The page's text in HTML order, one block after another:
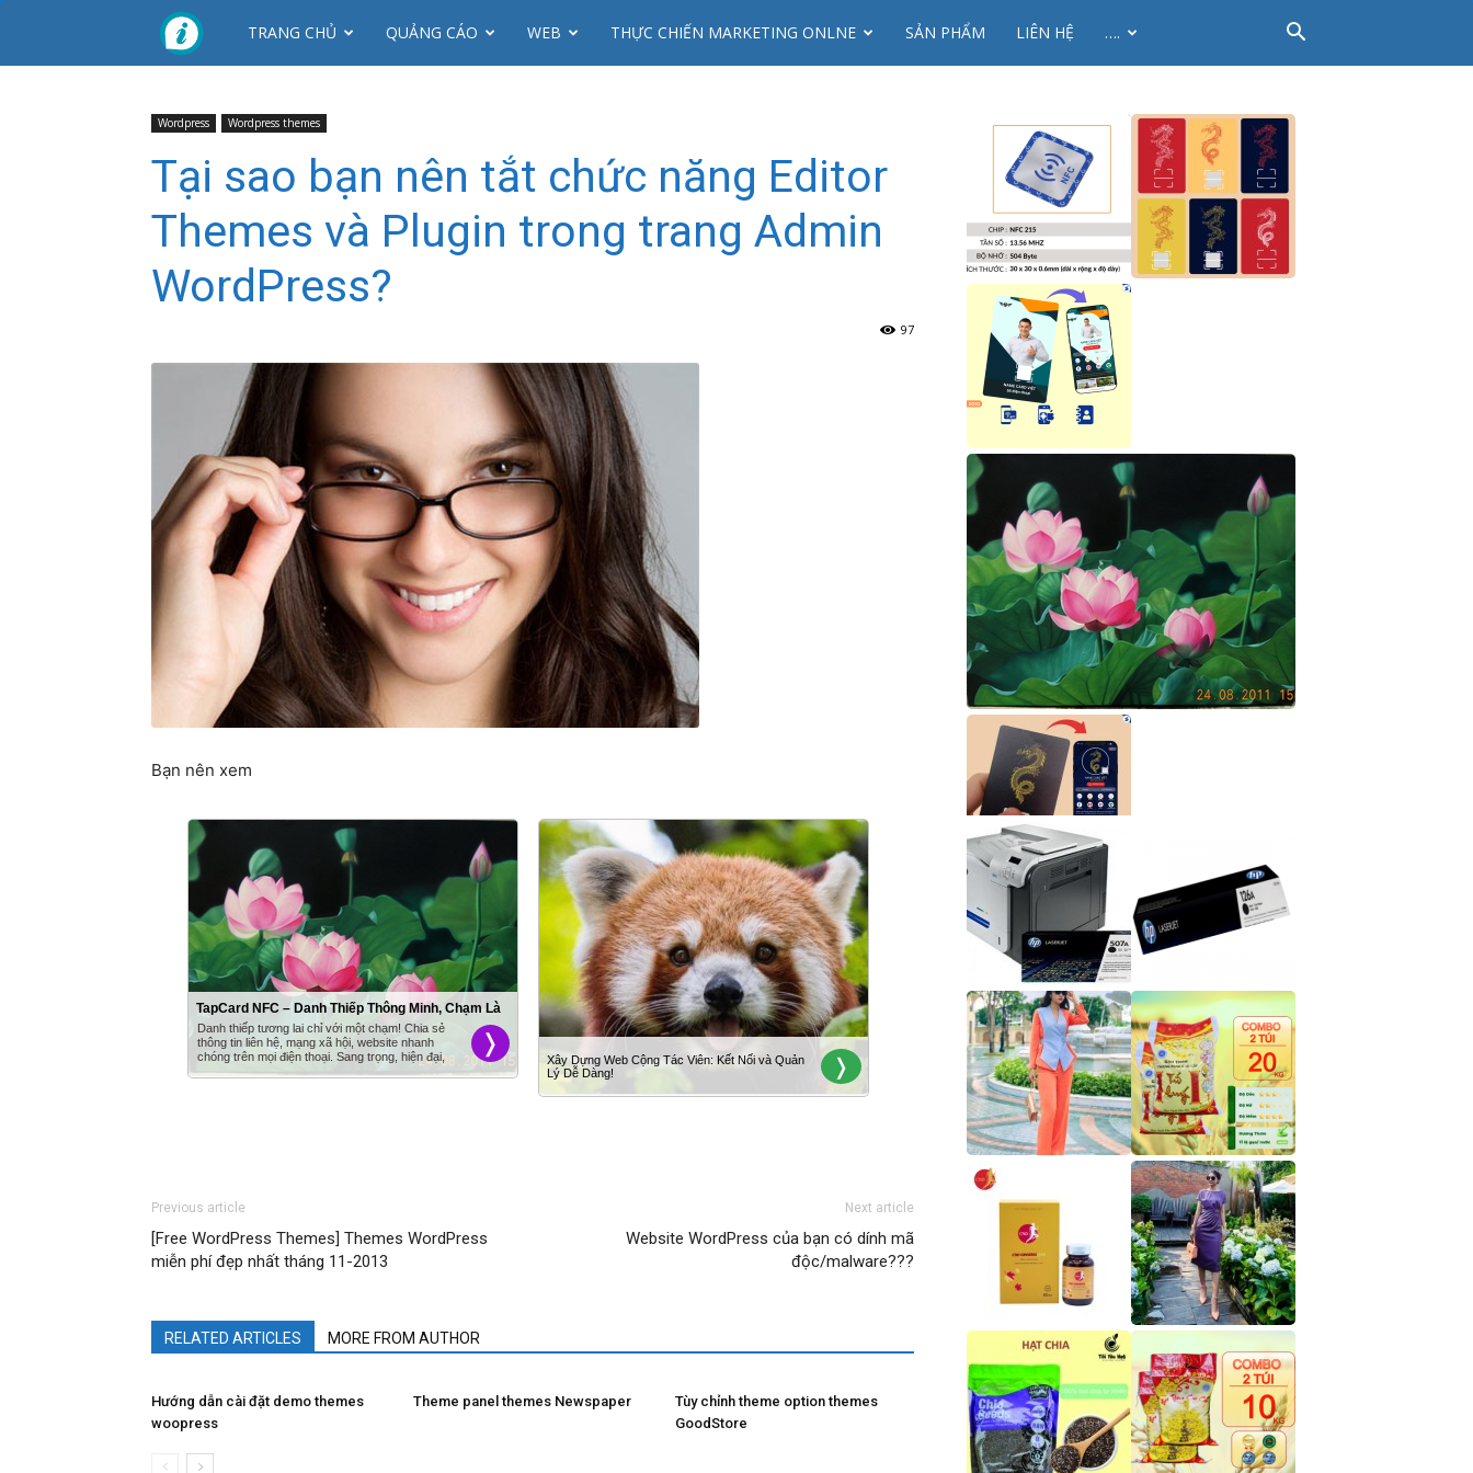
CTY
MỸ
TRANG CHỦ QUẢNG CÁO WEB THỰC CHIẾN MARKETING ONLNE SẢN PHẨM LIÊN HỆ ….
Wordpress Wordpress themes
Tại sao bạn nên tắt chức năng Editor
Themes và Plugin trong trang Admin
WordPress?
97
Bạn nên xem
Previous article
[Free WordPress Themes] Themes WordPress
miễn phí đẹp nhất tháng 11-2013
Next article
Website WordPress của bạn có dính mã
độc/malware???
RELATED ARTICLES MORE FROM AUTHOR
Hướng dẫn cài đặt demo themes
woopress
Theme panel themes Newspaper
Tùy chỉnh theme option themes
GoodStore